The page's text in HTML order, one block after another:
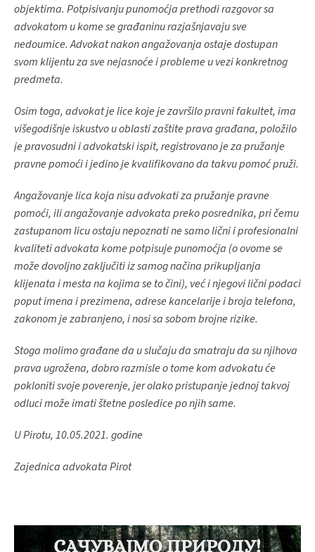
objektima. Potpisivanju punomoćja prethodi razgovor sa
advokatom u kome se građaninu razjašnjavaju sve
nedoumice. Advokat nakon angažovanja ostaje dostupan
svom klijentu za sve nejasnoće i probleme u vezi konkretnog
predmeta.
Osim toga, advokat je lice koje je završilo pravni fakultet, ima
višegodišnje iskustvo u oblasti zaštite prava građana, položilo
je pravosudni i advokatski ispit, registrovano je za pružanje
pravne pomoći i jedino je kvalifikovano da takvu pomoć pruži.
Angažovanje lica koja nisu advokati za pružanje pravne
pomoći, ili angažovanje advokata preko posrednika, pri čemu
zastupanom licu ostaju nepoznati ne samo lični i profesionalni
kvaliteti advokata kome potpisuje punomoćja (o ovome se
može dovoljno zaključiti iz samog načina prikupljanja
klijenata i mesta na kojima se to čini), već i njegovi lični podaci
poput imena i prezimena, adrese kancelarije i broja telefona,
zakonom je zabranjeno, i nosi sa sobom brojne rizike.
Stoga molimo građane da u slučaju da smatraju da su njihova
prava ugrožena, dobro razmisle o tome kom advokatu će
pokloniti svoje poverenje, jer olako pristupanje jednoj takvoj
odluci može imati štetne posledice po njih same.
U Pirotu, 10.05.2021. godine
Zajednica advokata Pirot